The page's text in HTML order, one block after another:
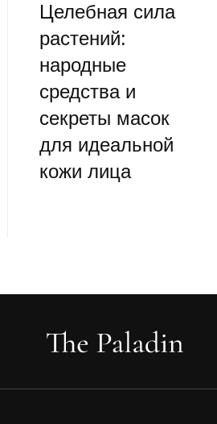
Целебная сила
растений:
народные
средства и
секреты масок
для идеальной
кожи лица